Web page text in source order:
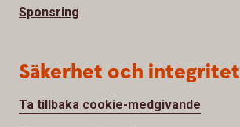
Sponsring
Säkerhet och integritet
Ta tillbaka cookie-medgivande